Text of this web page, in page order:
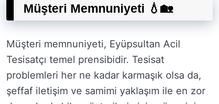
Müşteri Memnuniyeti 💧🏡
Müşteri memnuniyeti, Eyüpsultan Acil
Tesisatçı temel prensibidir. Tesisat
problemleri her ne kadar karmaşık olsa da,
şeffaf iletişim ve samimi yaklaşım ile en zor